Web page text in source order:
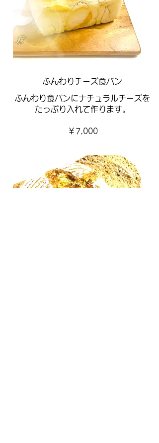
ふんわりチーズ食パン
ふんわり食パンにナチュラルチーズを
たっぷり入れて作ります。
￥7,000